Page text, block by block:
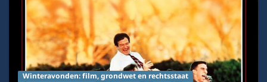
Winteravonden: film, grondwet en rechtsstaat